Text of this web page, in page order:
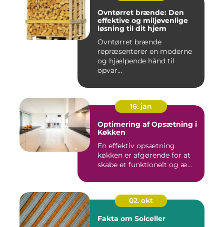
Ovntørret brænde: Den
effektive og miljøvenlige
løsning til dit hjem
Ovntørret brænde
repræsenterer en moderne
og hjælpende hånd til
opvar...
16. jan
Optimering af Opsætning i
Køkken
En effektiv opsætning
køkken er afgørende for at
skabe et funktionelt og æ...
02. okt
Fakta om Solceller